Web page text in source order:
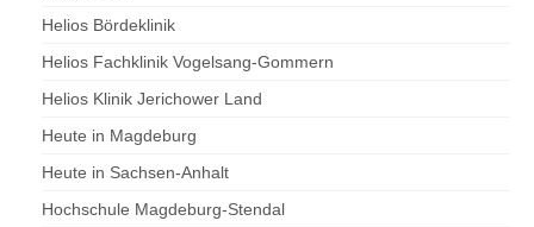
Helios Bördeklinik
Helios Fachklinik Vogelsang-Gommern
Helios Klinik Jerichower Land
Heute in Magdeburg
Heute in Sachsen-Anhalt
Hochschule Magdeburg-Stendal